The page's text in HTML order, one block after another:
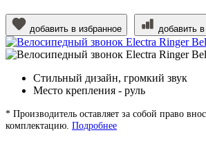
добавить в избранное добавить
Стильный дизайн, громкий звук
Место крепления - руль
* Производитель оставляет за собой право
комплектацию. Подробнее